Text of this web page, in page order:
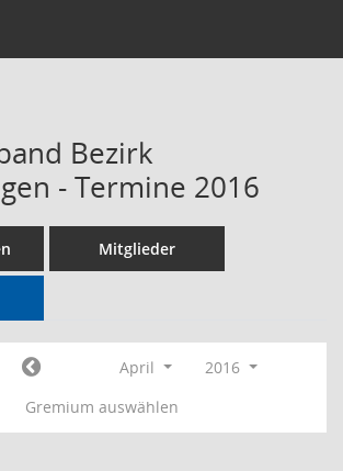
Bezirk
- Termine 2016
Mitglieder
April
2016
Gremium auswählen